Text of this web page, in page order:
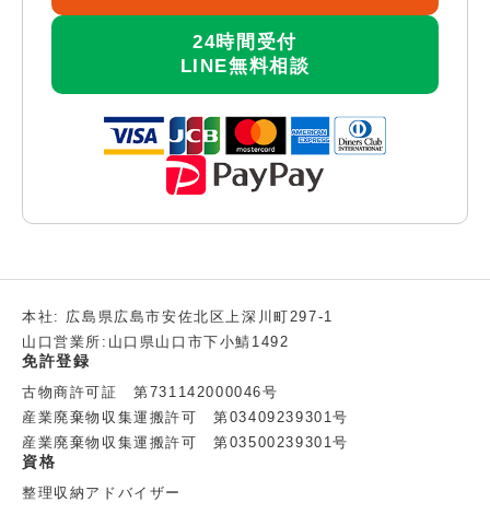
24時間受付
LINE無料相談
本社: 広島県広島市安佐北区上深川町297-1
山口営業所:山口県山口市下小鯖1492
免許登録
古物商許可証 第731142000046号
産業廃棄物収集運搬許可 第03409239301号
産業廃棄物収集運搬許可 第03500239301号
資格
整理収納アドバイザー